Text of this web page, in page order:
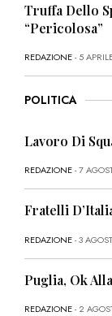
Truffa Dello
“Pericolosa”
REDAZIONE- 5
POLITICA
Lavoro Di
REDAZIONE- 7
Fratelli
REDAZIONE- 3
Puglia, Ok
REDAZIONE- 2